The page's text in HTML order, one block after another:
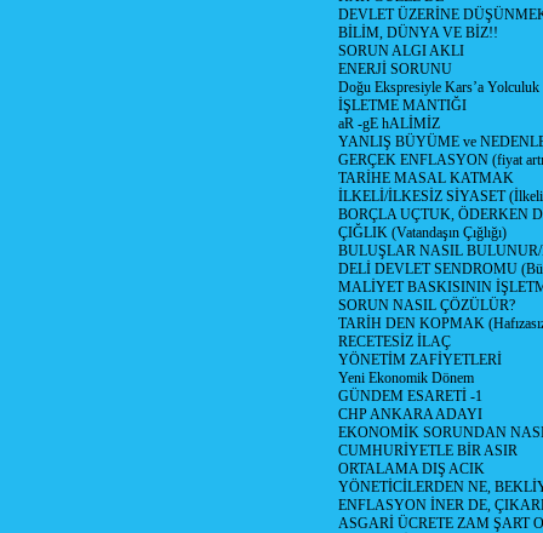
DEVLET ÜZERİNE
BİLİM, DÜNYA VE BİZ!!
SORUN ALGI AKLI
ENERJİ SORUNU
Doğu Ekspresiyle Kars’a Yolculuk
İŞLETME MANTIĞI
aR -gE hALİMİZ
YANLIŞ BÜYÜME ve
GERÇEK ENFLASYON (fiyat
TARİHE MASAL KATMAK
İLKELİ/İLKESİZ SİYASET
BORÇLA UÇTUK, ÖDERKEN
ÇIĞLIK (Vatandaşın Çığlığı)
BULUŞLAR NASIL
DELİ DEVLET SENDROMU
MALİYET BASKISININ
SORUN NASIL ÇÖZÜLÜR?
TARİH DEN KOPMAK
RECETESİZ İLAÇ
YÖNETİM ZAFİYETLERİ
Yeni Ekonomik Dönem
GÜNDEM ESARETİ -1
CHP ANKARA ADAYI
EKONOMİK SORUNDAN
CUMHURİYETLE BİR ASIR
ORTALAMA DIŞ ACIK
YÖNETİCİLERDEN NE,
ENFLASYON İNER DE,
ASGARİ ÜCRETE ZAM ŞART